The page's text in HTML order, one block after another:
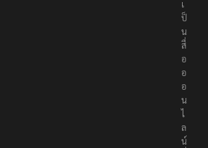
เ
ป็
น
สื่
อ
อ
อ
น
ไ
ล
น์